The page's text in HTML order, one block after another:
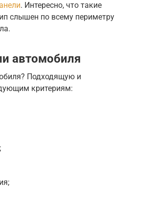
. Интересно, что такие
слышен по всему периметру
автомобиля
Подходящую и
критериям: